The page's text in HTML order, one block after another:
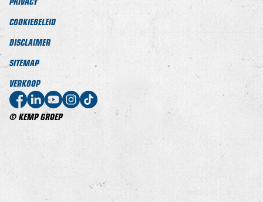
© KEMP GROEP
COOKIEBELEID
DISCLAIMER
SITEMAP
VERKOOP